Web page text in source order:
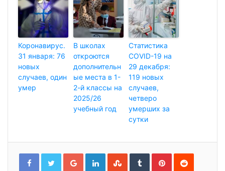
Коронавирус.
31 января: 76
новых
случаев, один
умер
В школах
откроются
дополнительн
ые места в 1-
2-й классы на
2025/26
учебный год
Статистика
COVID-19 на
29 декабря:
119 новых
случаев,
четверо
умерших за
сутки
G L S T P